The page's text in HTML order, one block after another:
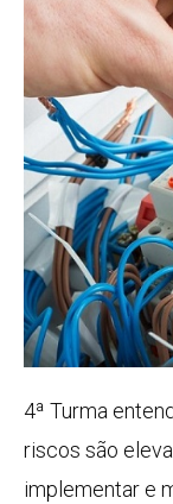
4ª Turma
riscos são
implementar e